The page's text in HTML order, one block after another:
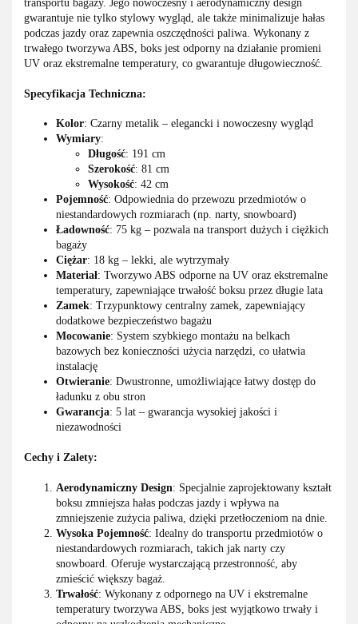
transportu bagaży. Jego nowoczesny i aerodynamiczny design
gwarantuje nie tylko stylowy wygląd, ale także minimalizuje hałas
podczas jazdy oraz zapewnia oszczędności paliwa. Wykonany z
trwałego tworzywa ABS, boks jest odporny na działanie promieni
UV oraz ekstremalne temperatury, co gwarantuje długowieczność.
Specyfikacja Techniczna:
Kolor: Czarny metalik – elegancki i nowoczesny wygląd
Wymiary:
Długość: 191 cm
Szerokość: 81 cm
Wysokość: 42 cm
Pojemność: Odpowiednia do przewozu przedmiotów o
niestandardowych rozmiarach (np. narty, snowboard)
Ładowność: 75 kg – pozwala na transport dużych i ciężkich
bagaży
Ciężar: 18 kg – lekki, ale wytrzymały
Materiał: Tworzywo ABS odporne na UV oraz ekstremalne
temperatury, zapewniające trwałość boksu przez długie lata
Zamek: Trzypunktowy centralny zamek, zapewniający
dodatkowe bezpieczeństwo bagażu
Mocowanie: System szybkiego montażu na belkach
bazowych bez konieczności użycia narzędzi, co ułatwia
instalację
Otwieranie: Dwustronne, umożliwiające łatwy dostęp do
ładunku z obu stron
Gwarancja: 5 lat – gwarancja wysokiej jakości i
niezawodności
Cechy i Zalety:
Aerodynamiczny Design: Specjalnie zaprojektowany kształt
boksu zmniejsza hałas podczas jazdy i wpływa na
zmniejszenie zużycia paliwa, dzięki przetłoczeniom na dnie.
Wysoka Pojemność: Idealny do transportu przedmiotów o
niestandardowych rozmiarach, takich jak narty czy
snowboard. Oferuje wystarczającą przestronność, aby
zmieścić większy bagaż.
Trwałość: Wykonany z odpornego na UV i ekstremalne
temperatury tworzywa ABS, boks jest wyjątkowo trwały i